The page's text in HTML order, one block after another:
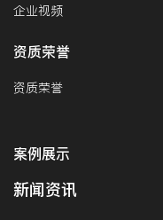
企业视频
资质荣誉
资质荣誉
案例展示
新闻资讯